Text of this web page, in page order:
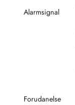
Alarmsignal
Forudanelse